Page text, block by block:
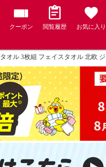
クーポン 閲覧履歴 お気に入り
タオル 3枚組 フェイスタオル 北欧